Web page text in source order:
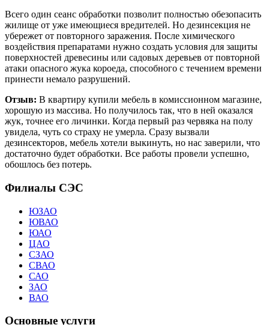
Всего один сеанс обработки позволит полностью обезопасить
жилище от уже имеющиеся вредителей. Но дезинсекция не
убережет от повторного заражения. После химического
воздействия препаратами нужно создать условия для защиты
поверхностей древесины или садовых деревьев от повторной
атаки опасного жука короеда, способного с течением времени
принести немало разрушений.
Отзыв: В квартиру купили мебель в комиссионном магазине,
хорошую из массива. Но получилось так, что в ней оказался
жук, точнее его личинки. Когда первый раз червяка на полу
увидела, чуть со страху не умерла. Сразу вызвали
дезинсекторов, мебель хотели выкинуть, но нас заверили, что
достаточно будет обработки. Все работы провели успешно,
обошлось без потерь.
Филиалы СЭС
ЮЗАО
ЮВАО
ЮАО
ЦАО
СЗАО
СВАО
САО
ЗАО
ВАО
Основные услуги